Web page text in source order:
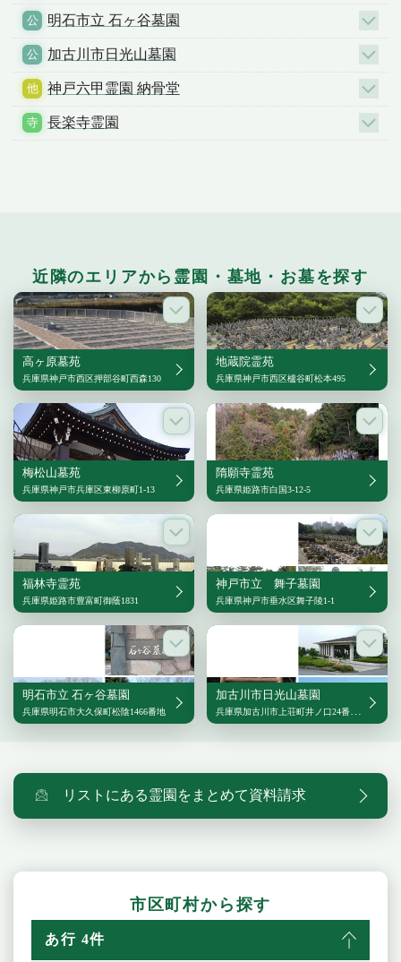
明石市立 石ヶ谷墓園
加古川市日光山墓園
神戸六甲霊園 納骨堂
長楽寺霊園
近隣のエリアから霊園・墓地・お墓を探す
高ヶ原墓苑
兵庫県神戸市西区押部谷町西森130
地蔵院霊苑
兵庫県神戸市西区櫨谷町松本495
梅松山墓苑
兵庫県神戸市兵庫区東柳原町1-13
隋願寺霊苑
兵庫県姫路市白国3-12-5
福林寺霊苑
兵庫県姫路市豊富町御蔭1831
神戸市立 舞子墓園
兵庫県神戸市垂水区舞子陵1-1
明石市立 石ヶ谷墓園
兵庫県明石市大久保町松陰1466番地
加古川市日光山墓園
兵庫県加古川市上荘町井ノ口24番地の16
リストにある霊園をまとめて資料請求
市区町村から探す
あ行 4件